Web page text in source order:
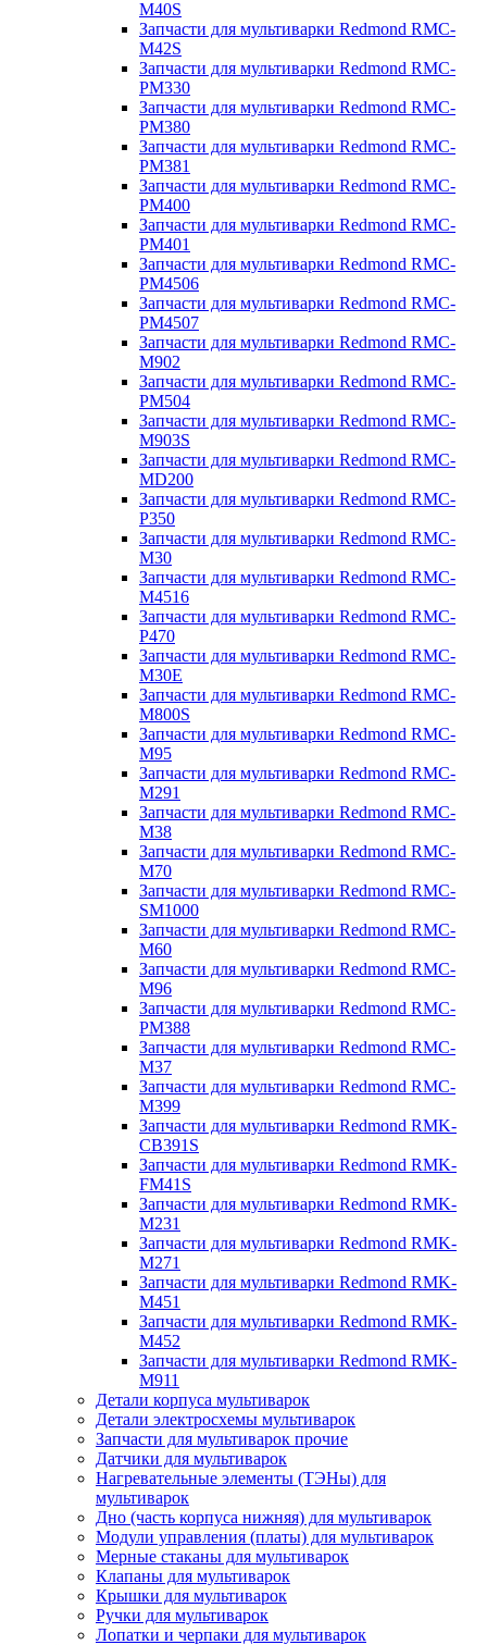
M40S
Запчасти для мультиварки Redmond RMC-
M42S
Запчасти для мультиварки Redmond RMC-
PM330
Запчасти для мультиварки Redmond RMC-
PM380
Запчасти для мультиварки Redmond RMC-
PM381
Запчасти для мультиварки Redmond RMC-
PM400
Запчасти для мультиварки Redmond RMC-
PM401
Запчасти для мультиварки Redmond RMC-
PM4506
Запчасти для мультиварки Redmond RMC-
PM4507
Запчасти для мультиварки Redmond RMC-
M902
Запчасти для мультиварки Redmond RMC-
PM504
Запчасти для мультиварки Redmond RMC-
M903S
Запчасти для мультиварки Redmond RMC-
MD200
Запчасти для мультиварки Redmond RMC-
P350
Запчасти для мультиварки Redmond RMC-
M30
Запчасти для мультиварки Redmond RMC-
M4516
Запчасти для мультиварки Redmond RMC-
P470
Запчасти для мультиварки Redmond RMC-
M30E
Запчасти для мультиварки Redmond RMC-
M800S
Запчасти для мультиварки Redmond RMC-
M95
Запчасти для мультиварки Redmond RMC-
M291
Запчасти для мультиварки Redmond RMC-
M38
Запчасти для мультиварки Redmond RMC-
M70
Запчасти для мультиварки Redmond RMC-
SM1000
Запчасти для мультиварки Redmond RMC-
M60
Запчасти для мультиварки Redmond RMC-
M96
Запчасти для мультиварки Redmond RMC-
PM388
Запчасти для мультиварки Redmond RMC-
M37
Запчасти для мультиварки Redmond RMC-
M399
Запчасти для мультиварки Redmond RMK-
CB391S
Запчасти для мультиварки Redmond RMK-
FM41S
Запчасти для мультиварки Redmond RMK-
M231
Запчасти для мультиварки Redmond RMK-
M271
Запчасти для мультиварки Redmond RMK-
M451
Запчасти для мультиварки Redmond RMK-
M452
Запчасти для мультиварки Redmond RMK-
M911
Детали корпуса мультиварок
Детали электросхемы мультиварок
Запчасти для мультиварок прочие
Датчики для мультиварок
Нагревательные элементы (ТЭНы) для
мультиварок
Дно (часть корпуса нижняя) для мультиварок
Модули управления (платы) для мультиварок
Мерные стаканы для мультиварок
Клапаны для мультиварок
Крышки для мультиварок
Ручки для мультиварок
Лопатки и черпаки для мультиварок